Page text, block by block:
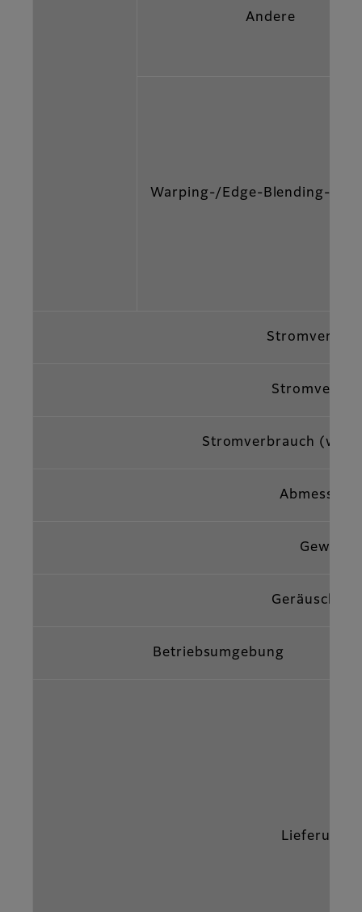
Andere
Warping-/Edge-Blending-
Stromverbrauch
Gewicht
Betriebsumgebung